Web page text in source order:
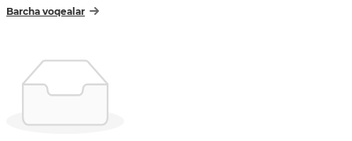
Barcha voqealar